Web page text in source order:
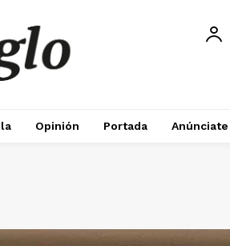
Opinión Portada Anúnciate